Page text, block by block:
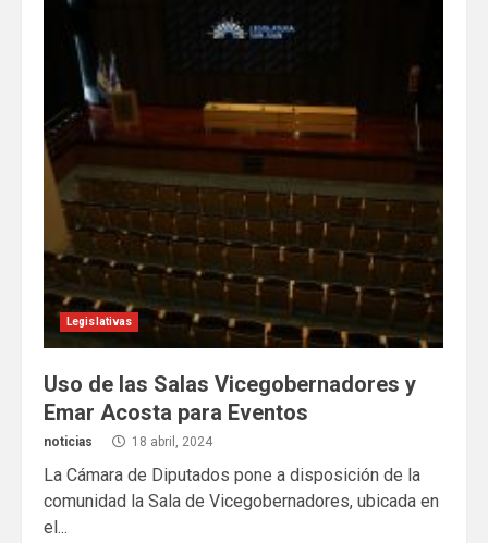
Legislativas
Uso de las Salas Vicegobernadores y
Emar Acosta para Eventos
noticias 18 abril, 2024
La Cámara de Diputados pone a disposición de la
comunidad la Sala de Vicegobernadores, ubicada en
el...